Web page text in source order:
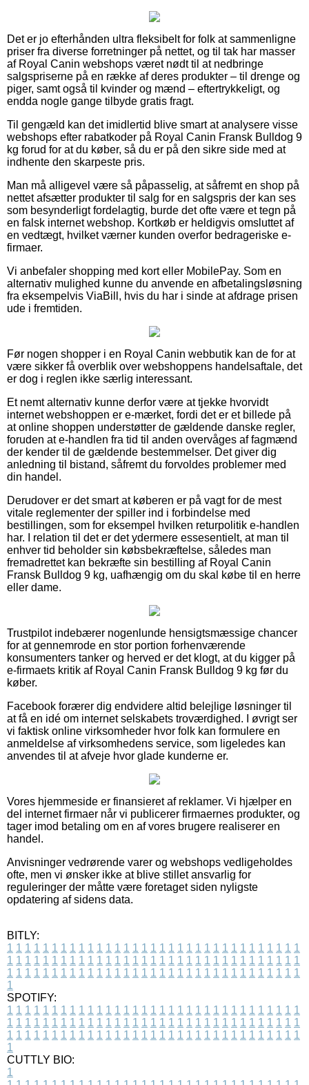
Det er jo efterhånden ultra fleksibelt for folk at sammenligne
priser fra diverse forretninger på nettet, og til tak har masser
af Royal Canin webshops været nødt til at nedbringe
salgspriserne på en række af deres produkter – til drenge og
piger, samt også til kvinder og mænd – eftertrykkeligt, og
endda nogle gange tilbyde gratis fragt.
Til gengæld kan det imidlertid blive smart at analysere visse
webshops efter rabatkoder på Royal Canin Fransk Bulldog 9
kg forud for at du køber, så du er på den sikre side med at
indhente den skarpeste pris.
Man må alligevel være så påpasselig, at såfremt en shop på
nettet afsætter produkter til salg for en salgspris der kan ses
som besynderligt fordelagtig, burde det ofte være et tegn på
en falsk internet webshop. Kortkøb er heldigvis omsluttet af
en vedtægt, hvilket værner kunden overfor bedrageriske e-
firmaer.
Vi anbefaler shopping med kort eller MobilePay. Som en
alternativ mulighed kunne du anvende en afbetalingsløsning
fra eksempelvis ViaBill, hvis du har i sinde at afdrage prisen
ude i fremtiden.
Før nogen shopper i en Royal Canin webbutik kan de for at
være sikker få overblik over webshoppens handelsaftale, det
er dog i reglen ikke særlig interessant.
Et nemt alternativ kunne derfor være at tjekke hvorvidt
internet webshoppen er e-mærket, fordi det er et billede på
at online shoppen understøtter de gældende danske regler,
foruden at e-handlen fra tid til anden overvåges af fagmænd
der kender til de gældende bestemmelser. Det giver dig
anledning til bistand, såfremt du forvoldes problemer med
din handel.
Derudover er det smart at køberen er på vagt for de mest
vitale reglementer der spiller ind i forbindelse med
bestillingen, som for eksempel hvilken returpolitik e-handlen
har. I relation til det er det ydermere essesentielt, at man til
enhver tid beholder sin købsbekræftelse, således man
fremadrettet kan bekræfte sin bestilling af Royal Canin
Fransk Bulldog 9 kg, uafhængig om du skal købe til en herre
eller dame.
Trustpilot indebærer nogenlunde hensigtsmæssige chancer
for at gennemrode en stor portion forhenværende
konsumenters tanker og herved er det klogt, at du kigger på
e-firmaets kritik af Royal Canin Fransk Bulldog 9 kg før du
køber.
Facebook forærer dig endvidere altid belejlige løsninger til
at få en idé om internet selskabets troværdighed. I øvrigt ser
vi faktisk online virksomheder hvor folk kan formulere en
anmeldelse af virksomhedens service, som ligeledes kan
anvendes til at afveje hvor glade kunderne er.
Vores hjemmeside er finansieret af reklamer. Vi hjælper en
del internet firmaer når vi publicerer firmaernes produkter, og
tager imod betaling om en af vores brugere realiserer en
handel.
Anvisninger vedrørende varer og webshops vedligeholdes
ofte, men vi ønsker ikke at blive stillet ansvarlig for
reguleringer der måtte være foretaget siden nyligste
opdatering af sidens data.
BITLY:
1 1 1 1 1 1 1 1 1 1 1 1 1 1 1 1 1 1 1 1 1 1 1 1 1 1 1 1 1 1 1 1 1
1 1 1 1 1 1 1 1 1 1 1 1 1 1 1 1 1 1 1 1 1 1 1 1 1 1 1 1 1 1 1 1 1
1 1 1 1 1 1 1 1 1 1 1 1 1 1 1 1 1 1 1 1 1 1 1 1 1 1 1 1 1 1 1 1 1
1
SPOTIFY:
1 1 1 1 1 1 1 1 1 1 1 1 1 1 1 1 1 1 1 1 1 1 1 1 1 1 1 1 1 1 1 1 1
1 1 1 1 1 1 1 1 1 1 1 1 1 1 1 1 1 1 1 1 1 1 1 1 1 1 1 1 1 1 1 1 1
1 1 1 1 1 1 1 1 1 1 1 1 1 1 1 1 1 1 1 1 1 1 1 1 1 1 1 1 1 1 1 1 1
1
CUTTLY BIO:
1